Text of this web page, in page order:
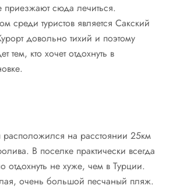
приезжают сюда лечиться.
среди туристов является Сакский
довольно тихий и поэтому
тем, кто хочет отдохнуть в
расположился на расстоянии 25км
В поселке практически всегда
не хуже, чем в Турции.
очень большой песчаный пляж.